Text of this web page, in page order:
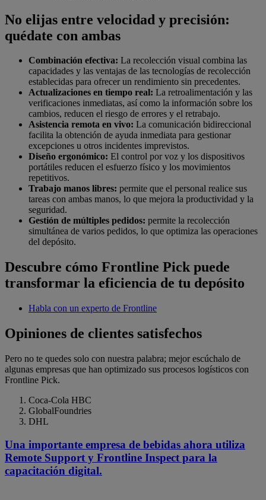
No elijas entre velocidad y precisión:
quédate con ambas
Combinación efectiva: La recolección visual combina las
capacidades y las ventajas de las tecnologías de recolección
establecidas para ofrecer un rendimiento sin precedentes.
Actualizaciones en tiempo real: La retroalimentación y las
verificaciones inmediatas, así como la información sobre los
cambios, reducen el riesgo de errores y el retrabajo.
Asistencia remota en vivo: La comunicación bidireccional
facilita la obtención de ayuda inmediata para gestionar
excepciones u otros incidentes imprevistos.
Diseño ergonómico: El control por voz y los dispositivos
portátiles reducen el esfuerzo físico y los movimientos
repetitivos.
Trabajo manos libres: permite que el personal realice sus
tareas con ambas manos, lo que mejora la productividad y la
seguridad.
Gestión de múltiples pedidos: permite la recolección
simultánea de varios pedidos, lo que optimiza las operaciones
del depósito.
Descubre cómo Frontline Pick puede
transformar la eficiencia de tu depósito
Habla con un experto de Frontline
Opiniones de clientes satisfechos
Pero no te quedes solo con nuestra palabra; mejor escúchalo de
algunas empresas que han optimizado sus procesos logísticos con
Frontline Pick.
Coca-Cola HBC
GlobalFoundries
DHL
Una importante empresa de bebidas ahora utiliza
Remote Support y Frontline Inspect para la
capacitación digital.